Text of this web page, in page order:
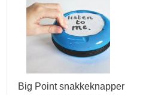
Big Point snakkeknapper